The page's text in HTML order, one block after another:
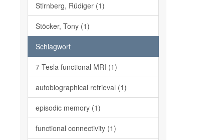
Stirnberg, Rüdiger (1)
Stöcker, Tony (1)
Schlagwort
7 Tesla functional MRI (1)
autobiographical retrieval (1)
episodic memory (1)
functional connectivity (1)